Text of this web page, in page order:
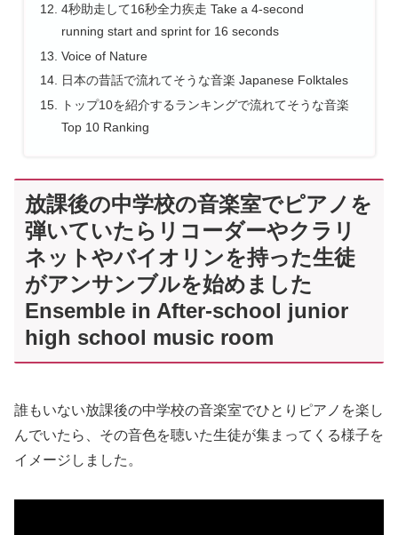
4秒助走して16秒全力疾走 Take a 4-second
running start and sprint for 16 seconds
Voice of Nature
日本の昔話で流れてそうな音楽 Japanese Folktales
トップ10を紹介するランキングで流れてそうな音楽
Top 10 Ranking
放課後の中学校の音楽室でピアノを
弾いていたらリコーダーやクラリ
ネットやバイオリンを持った生徒
がアンサンブルを始めました
Ensemble in After-school junior
high school music room
誰もいない放課後の中学校の音楽室でひとりピアノを楽し
んでいたら、その音色を聴いた生徒が集まってくる様子を
イメージしました。